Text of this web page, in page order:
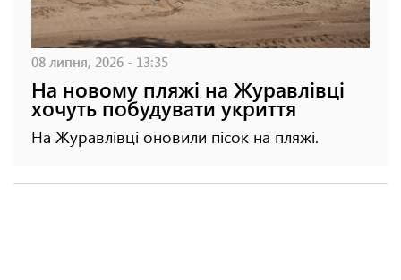
08 липня, 2026 - 13:35
На новому пляжі на Журавлівці
хочуть побудувати укриття
На Журавлівці оновили пісок на пляжі.